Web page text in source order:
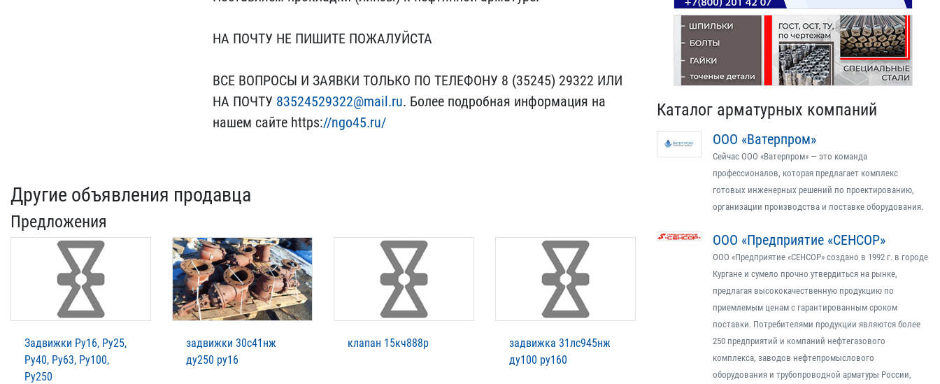
​НА ПОЧТУ НЕ ПИШИТЕ ПОЖАЛ​УЙСТА
ВСЕ ВОПРОСЫ И ЗАЯ​ВКИ ТОЛЬКО ПО ТЕЛЕФОНУ 8​ (35245) 29322 ИЛИ
НА ПО​ЧТУ 83524529322@mail.ru.​ Более подробная информа​ция на
нашем сайте https​://ngo45.ru/
Другие объявления продавца
Предложения
Задвижки Ру16, Ру25,
Ру40, Ру63, Ру100,
Ру250
задвижки 30с41нж
ду250 ру16
клапан 15кч888р
задвижка 31лс945нж
ду100 ру160
Каталог арматурных компаний
ООО «Ватерпром»
Сейчас ООО «Ватерпром» — это команда
профессионалов, которая предлагает комплекс
готовых инженерных решений по проектированию,
организации производства и поставке оборудования.
ООО «Предприятие «СЕНСОР»
ООО «Предприятие «СЕНСОР» создано в 1992 г. в городе
Кургане и сумело прочно утвердиться на рынке,
предлагая высококачественную продукцию по
приемлемым ценам с гарантированным сроком
поставки. Потребителями продукции являются более
250 предприятий и компаний нефтегазового
комплекса, заводов нефтепромыслового
оборудования и трубопроводной арматуры России,